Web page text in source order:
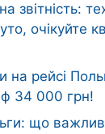
звітність:
очікуйте
на рейсі
34 000 грн!
що